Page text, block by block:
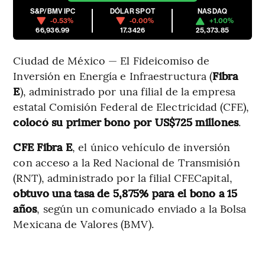
S&P/BMV IPC
-0.53%
66,936.99
DÓLAR SPOT
-0.00%
17.3426
NASDAQ
+1.00%
25,373.85
Ciudad de México — El Fideicomiso de
Inversión en Energía e Infraestructura (Fibra
E), administrado por una filial de la empresa
estatal Comisión Federal de Electricidad (CFE),
colocó su primer bono por US$725 millones.
CFE Fibra E, el único vehículo de inversión
con acceso a la Red Nacional de Transmisión
(RNT), administrado por la filial CFECapital,
obtuvo una tasa de 5,875% para el bono a 15
años, según un comunicado enviado a la Bolsa
Mexicana de Valores (BMV).